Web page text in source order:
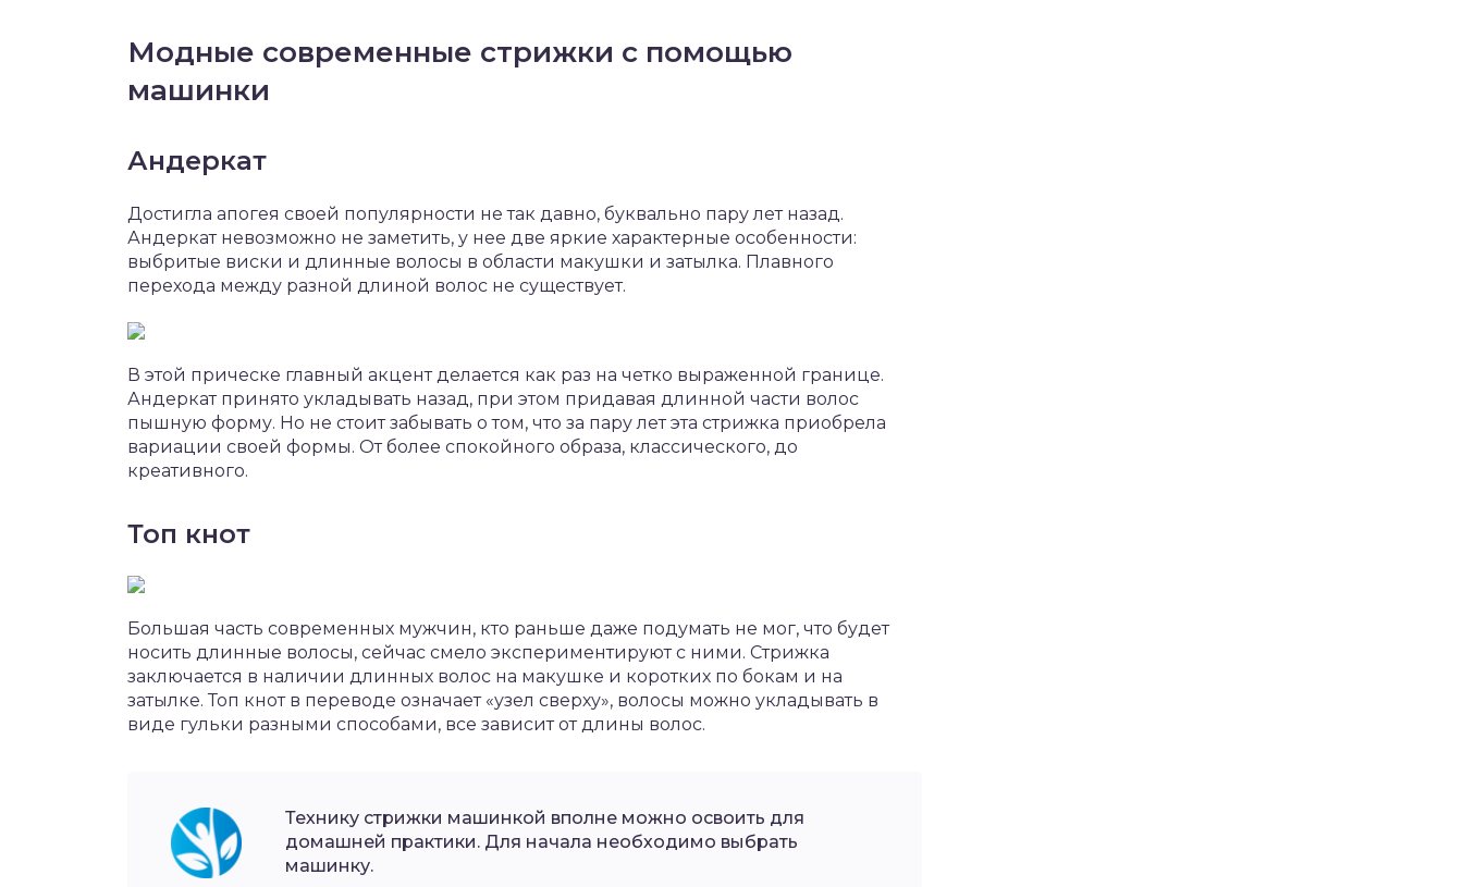
Модные современные стрижки с помощью
машинки
Андеркат
Достигла апогея своей популярности не так давно, буквально пару лет назад.
Андеркат невозможно не заметить, у нее две яркие характерные особенности:
выбритые виски и длинные волосы в области макушки и затылка. Плавного
перехода между разной длиной волос не существует.
В этой прическе главный акцент делается как раз на четко выраженной границе.
Андеркат принято укладывать назад, при этом придавая длинной части волос
пышную форму. Но не стоит забывать о том, что за пару лет эта стрижка приобрела
вариации своей формы. От более спокойного образа, классического, до
креативного.
Топ кнот
Большая часть современных мужчин, кто раньше даже подумать не мог, что будет
носить длинные волосы, сейчас смело экспериментируют с ними. Стрижка
заключается в наличии длинных волос на макушке и коротких по бокам и на
затылке. Топ кнот в переводе означает «узел сверху», волосы можно укладывать в
виде гульки разными способами, все зависит от длины волос.
Технику стрижки машинкой вполне можно освоить для
домашней практики. Для начала необходимо выбрать
машинку.